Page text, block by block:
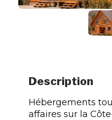
Description
Hébergements
affaires sur la